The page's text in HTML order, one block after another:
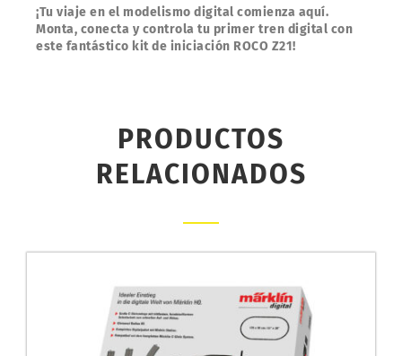
¡Tu viaje en el modelismo digital comienza aquí.
Monta, conecta y controla tu primer tren digital con
este fantástico kit de iniciación ROCO Z21!
PRODUCTOS
RELACIONADOS